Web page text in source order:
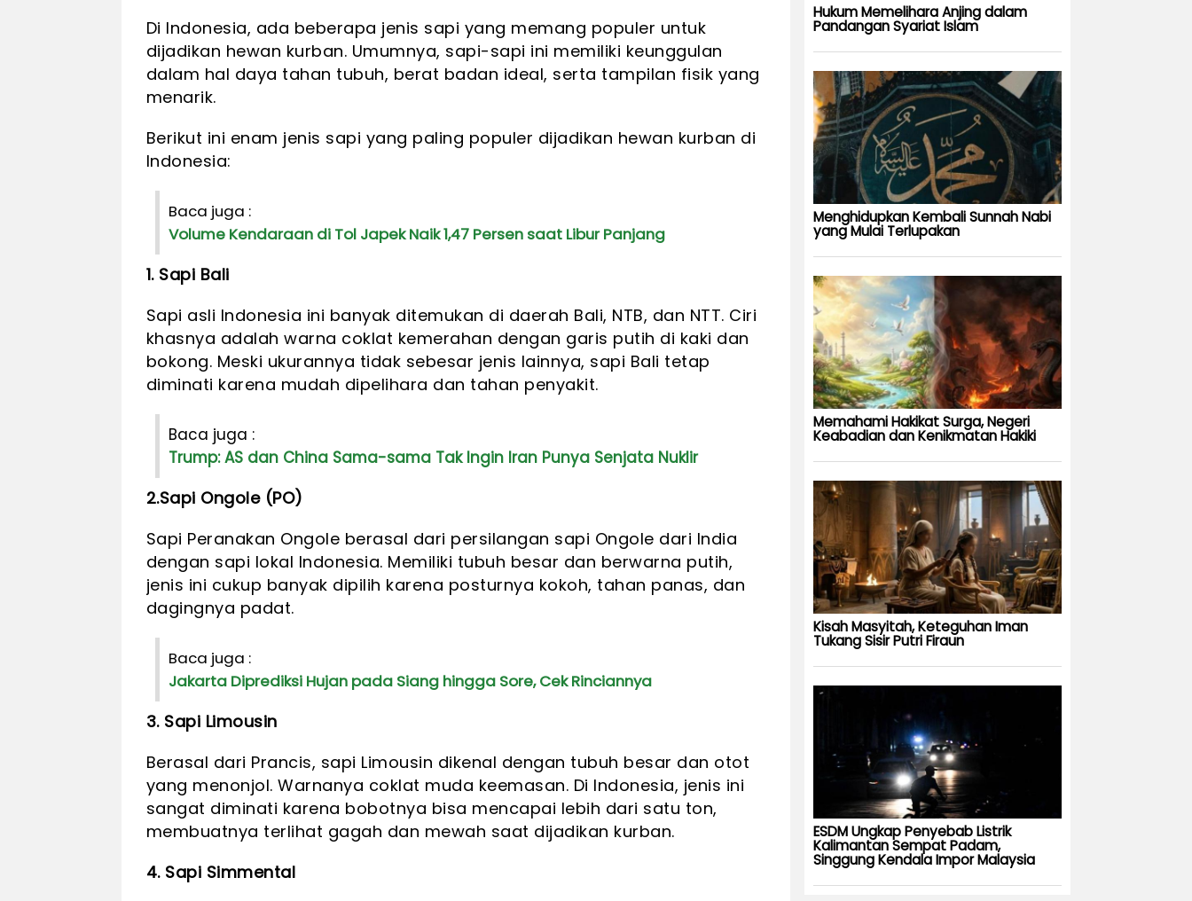
Di Indonesia, ada beberapa jenis sapi yang memang populer untuk
dijadikan hewan kurban. Umumnya, sapi-sapi ini memiliki keunggulan
dalam hal daya tahan tubuh, berat badan ideal, serta tampilan fisik yang
menarik.
Berikut ini enam jenis sapi yang paling populer dijadikan hewan kurban di
Indonesia:
Baca juga :
Volume Kendaraan di Tol Japek Naik 1,47 Persen saat Libur Panjang
1. Sapi Bali
Sapi asli Indonesia ini banyak ditemukan di daerah Bali, NTB, dan NTT. Ciri
khasnya adalah warna coklat kemerahan dengan garis putih di kaki dan
bokong. Meski ukurannya tidak sebesar jenis lainnya, sapi Bali tetap
diminati karena mudah dipelihara dan tahan penyakit.
Baca juga :
Trump: AS dan China Sama-sama Tak Ingin Iran Punya Senjata Nuklir
2.Sapi Ongole (PO)
Sapi Peranakan Ongole berasal dari persilangan sapi Ongole dari India
dengan sapi lokal Indonesia. Memiliki tubuh besar dan berwarna putih,
jenis ini cukup banyak dipilih karena posturnya kokoh, tahan panas, dan
dagingnya padat.
Baca juga :
Jakarta Diprediksi Hujan pada Siang hingga Sore, Cek Rinciannya
3. Sapi Limousin
Berasal dari Prancis, sapi Limousin dikenal dengan tubuh besar dan otot
yang menonjol. Warnanya coklat muda keemasan. Di Indonesia, jenis ini
sangat diminati karena bobotnya bisa mencapai lebih dari satu ton,
membuatnya terlihat gagah dan mewah saat dijadikan kurban.
4. Sapi Simmental
Hukum Memelihara Anjing dalam
Pandangan Syariat Islam
Menghidupkan Kembali Sunnah Nabi
yang Mulai Terlupakan
Memahami Hakikat Surga, Negeri
Keabadian dan Kenikmatan Hakiki
Kisah Masyitah, Keteguhan Iman
Tukang Sisir Putri Firaun
ESDM Ungkap Penyebab Listrik
Kalimantan Sempat Padam,
Singgung Kendala Impor Malaysia